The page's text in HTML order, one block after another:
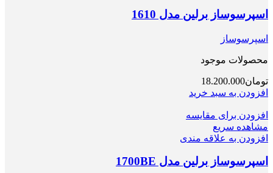
اسپرسوساز برلین مدل 1610
اسپرسوساز
محصولات موجود
تومان18.200.000
افزودن به سبد خرید
افزودن برای مقایسه
مشاهده سریع
افزودن به علاقه مندی
اسپرسوساز برلین مدل 1700BE